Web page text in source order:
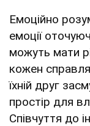
Емоційно
емоції
можуть мати
кожен
їхній друг
простір для
Співчуття до